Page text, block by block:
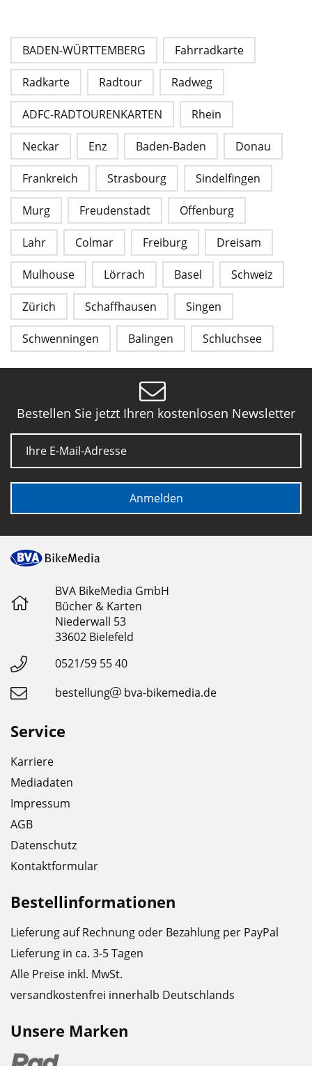
BADEN-WÜRTTEMBERG Fahrradkarte
Radkarte Radtour Radweg
ADFC-RADTOURENKARTEN Rhein
Neckar Enz Baden-Baden Donau
Frankreich Strasbourg Sindelfingen
Murg Freudenstadt Offenburg
Lahr Colmar Freiburg Dreisam
Mulhouse Lörrach Basel Schweiz
Zürich Schaffhausen Singen
Schwenningen Balingen Schluchsee
Bestellen Sie jetzt Ihren kostenlosen Newsletter
E-Mail
Anmelden
BVA BikeMedia GmbH
Bücher & Karten
Niederwall 53
33602 Bielefeld
0521/59 55 40
bestellung
bva-bikemedia.de
Service
Karriere
Mediadaten
Impressum
AGB
Datenschutz
Kontaktformular
Bestellinformationen
Lieferung auf Rechnung oder Bezahlung per PayPal
Lieferung in ca. 3-5 Tagen
Alle Preise inkl. MwSt.
versandkostenfrei innerhalb Deutschlands
Unsere Marken